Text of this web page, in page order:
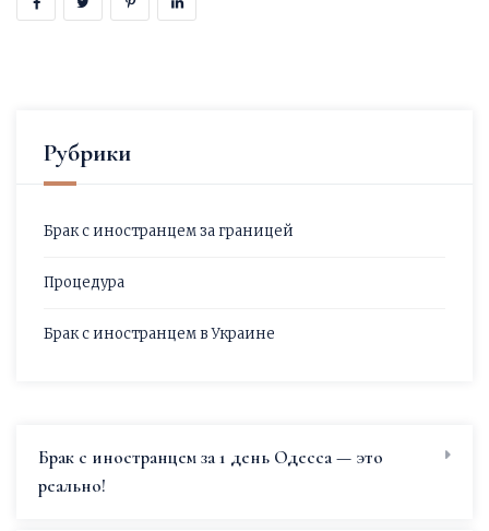
Рубрики
Брак с иностранцем за границей
Процедура
Брак с иностранцем в Украине
Брак с иностранцем за 1 день Одесса — это
реально!